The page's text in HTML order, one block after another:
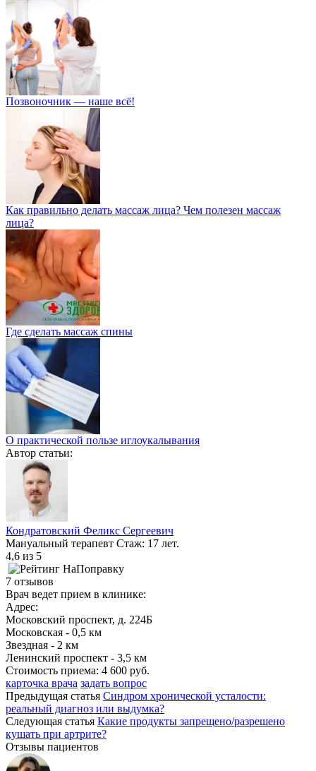
Позвоночник — наше всё!
Как правильно делать массаж лица? Чем полезен массаж
лица?
Где сделать массаж спины
О практической пользе иглоукалывания
Автор статьи:
Кондратовский Феликс Сергеевич
Мануальный терапевт Стаж: 17 лет.
4,6 из 5
7 отзывов
Врач ведет прием в клинике:
Адрес:
Московский проспект, д. 224Б
Московская - 0,5 км
Звездная - 2 км
Ленинский проспект - 3,5 км
Стоимость приема: 4 600 руб.
карточка врача задать вопрос
Предыдущая статья Синдром хронической усталости:
реальный диагноз или выдумка?
Следующая статья Какие продукты запрещено/разрешено
кушать при артрите?
Отзывы пациентов